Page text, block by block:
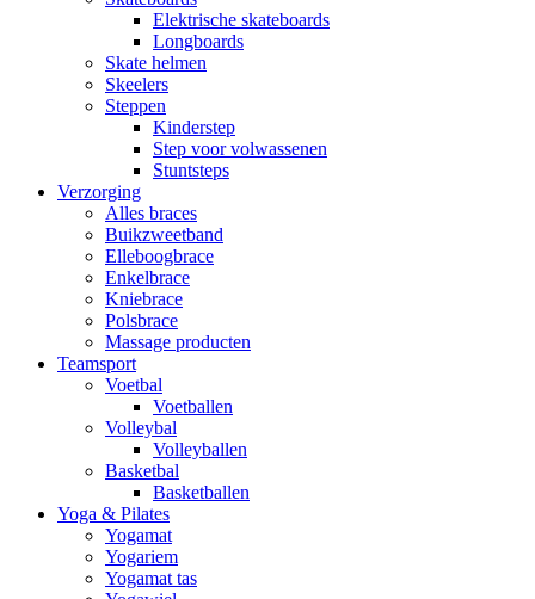
Elektrische skateboards
Longboards
Skate helmen
Skeelers
Steppen
Kinderstep
Step voor volwassenen
Stuntsteps
Verzorging
Alles braces
Buikzweetband
Elleboogbrace
Enkelbrace
Kniebrace
Polsbrace
Massage producten
Teamsport
Voetbal
Voetballen
Volleybal
Volleyballen
Basketbal
Basketballen
Yoga & Pilates
Yogamat
Yogariem
Yogamat tas